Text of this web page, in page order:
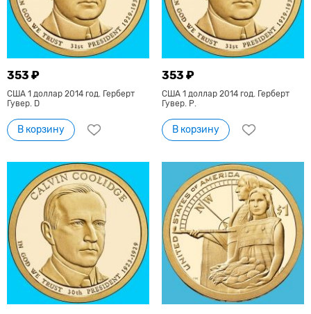
353 ₽
США 1 доллар 2014 год. Герберт
Гувер. D
В корзину
353 ₽
США 1 доллар 2014 год. Герберт
Гувер. Р.
В корзину